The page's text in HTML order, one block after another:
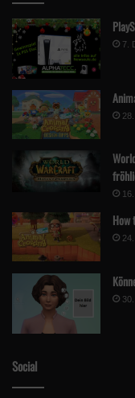
7.
How
Social